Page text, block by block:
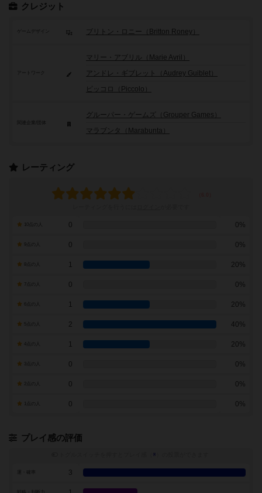
クレジット
ゲームデザイン ブリトン・ロニー（Britton Roney）
アートワーク
マリー・アブリル（Marie Avril）
アンドレ・ギブレット（Audrey Guiblet）
ピッコロ（Piccolo）
グルーパー・ゲームズ（Grouper Games）
マラブンタ（Marabunta）
レーティング
0 0%
0 0%
1 20%
7点の人 0 0%
1 20%
2 40%
1 20%
0 0%
0 0%
0 0%
プレイ感の評価
※
3